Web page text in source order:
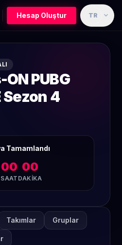
Hesap Oluştur TR expand_more
PUBG
Sezon 4
Tamamlandı
00
SAAT
00
DAKIKA
Takımlar Gruplar